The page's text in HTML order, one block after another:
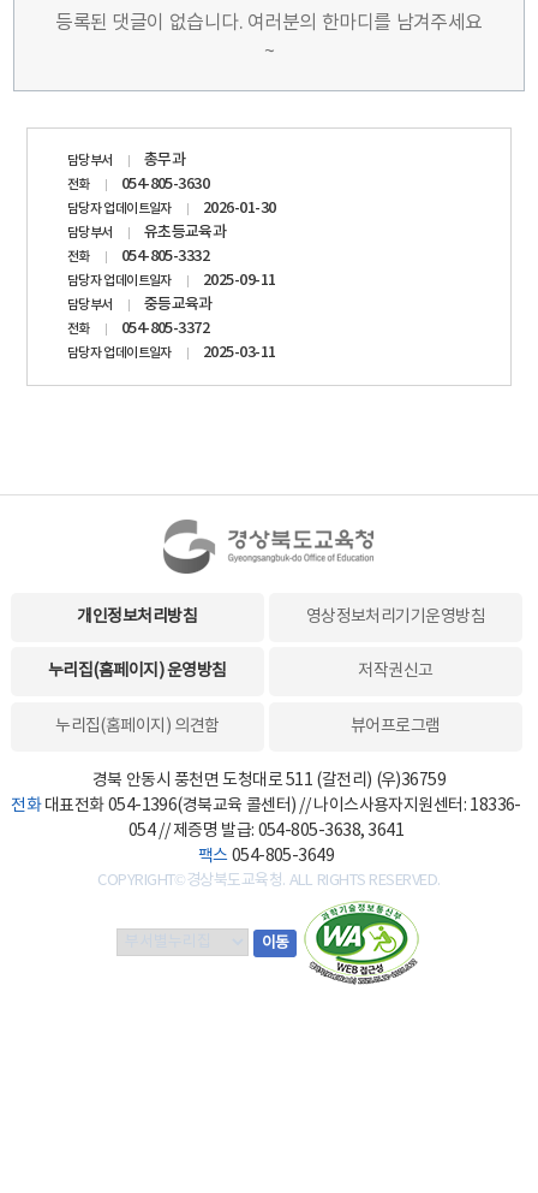
등록된 댓글이 없습니다. 여러분의 한마디를 남겨주세요
~
담당부서 총무과
전화 054-805-3630
담당자 업데이트일자 2026-01-30
담당부서 유초등교육과
전화 054-805-3332
담당자 업데이트일자 2025-09-11
담당부서 중등교육과
전화 054-805-3372
담당자 업데이트일자 2025-03-11
개인정보처리방침 영상정보처리기기운영방침
누리집(홈페이지) 운영방침 저작권신고
누리집(홈페이지) 의견함 뷰어프로그램
경북 안동시 풍천면 도청대로 511 (갈전리) (우)36759
전화대표전화 054-1396(경북교육 콜센터) // 나이스사용자지원센터: 18336-
054 // 제증명 발급: 054-805-3638, 3641
팩스054-805-3649
COPYRIGHT©경상북도교육청. ALL RIGHTS RESERVED.
이동